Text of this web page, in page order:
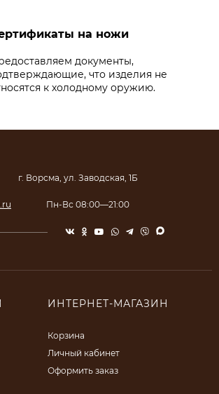
на ножи
документы,
что изделия не
к холодному оружию.
г. Ворсма, ул. Заводская, 1Б
Пн-Вс 08:00—21:00
ИНТЕРНЕТ-МАГАЗИН
Корзина
Личный кабинет
Оформить заказ